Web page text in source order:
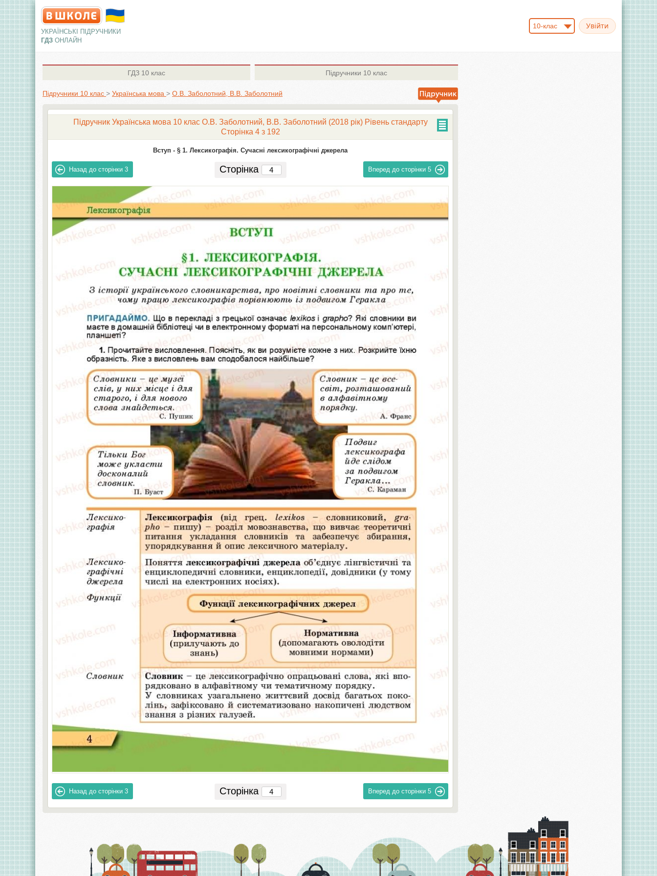
УКРАЇНСЬКІ ПІДРУЧНИКИ
ГДЗ ОНЛАЙН
10-клас
ГДЗ 10 клас Підручники 10 клас
Підручники 10 клас > Українська мова > О.В. Заболотний, В.В. Заболотний
Підручник Українська мова 10 клас О.В. Заболотний, В.В. Заболотний (2018 рік) Рівень стандарту
Сторінка 4 з 192
Вступ - § 1. Лексикографія. Сучасні лексикографічні джерела
Назад до сторінки 3 Сторінка Вперед до сторінки 5
Назад до сторінки 3 Сторінка Вперед до сторінки 5